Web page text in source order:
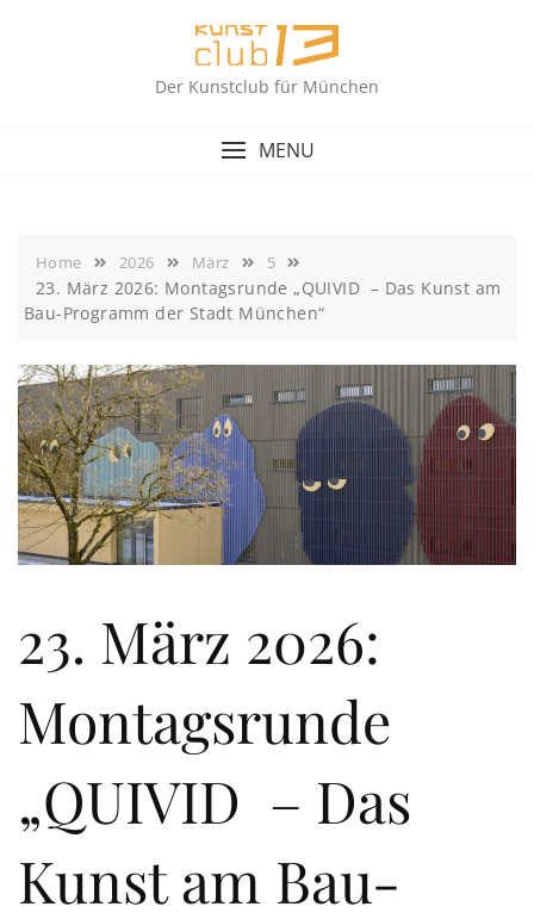
Der Kunstclub für München
MENU
Home 2026 März 5
23. März 2026: Montagsrunde „QUIVID – Das Kunst am
Bau-Programm der Stadt München“
23. März 2026:
Montagsrunde
„QUIVID – Das
Kunst am Bau-